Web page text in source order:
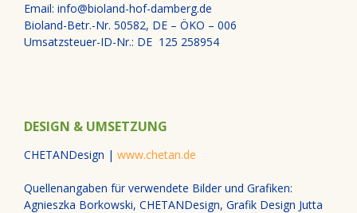
Email: info@bioland-hof-damberg.de
Bioland-Betr.-Nr. 50582, DE – ÖKO – 006
Umsatzsteuer-ID-Nr.: DE 125 258954
DESIGN & UMSETZUNG
CHETANDesign | www.chetan.de
Quellenangaben für verwendete Bilder und Grafiken:
Agnieszka Borkowski, CHETANDesign, Grafik Design Jutta